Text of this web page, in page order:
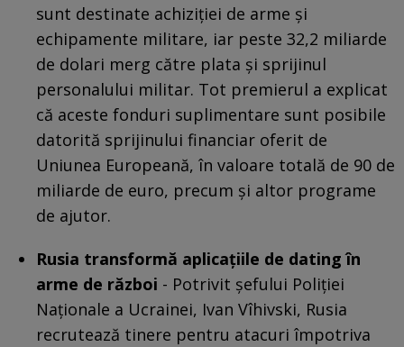
sunt destinate achiziției de arme și
echipamente militare, iar peste 32,2 miliarde
de dolari merg către plata și sprijinul
personalului militar. Tot premierul a explicat
că aceste fonduri suplimentare sunt posibile
datorită sprijinului financiar oferit de
Uniunea Europeană, în valoare totală de 90 de
miliarde de euro, precum și altor programe
de ajutor.
Rusia transformă aplicațiile de dating în
arme de război - Potrivit șefului Poliției
Naționale a Ucrainei, Ivan Vîhivski, Rusia
recrutează tinere pentru atacuri împotriva